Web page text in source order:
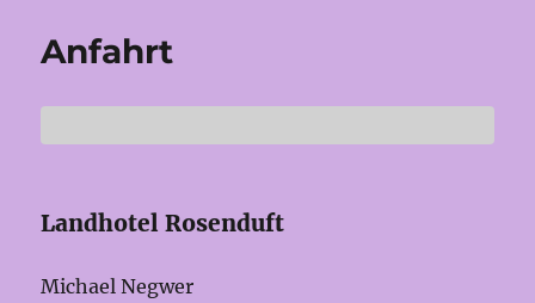
Anfahrt
Landhotel Rosenduft
Michael Negwer